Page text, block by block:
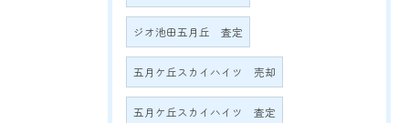
ジオ池田五月丘 査定
五月ケ丘スカイハイツ 売却
五月ケ丘スカイハイツ 査定